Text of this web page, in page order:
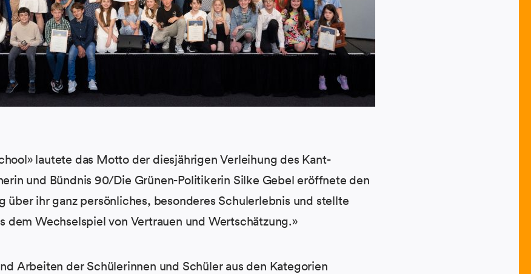
lautete das Motto der diesjährigen Verleihung des Kant-
und Bündnis 90/Die Grünen-Politikerin Silke Gebel eröffnete den
über ihr ganz persönliches, besonderes Schulerlebnis und stellte
dem Wechselspiel von Vertrauen und Wertschätzung.»
Arbeiten der Schülerinnen und Schüler aus den Kategorien